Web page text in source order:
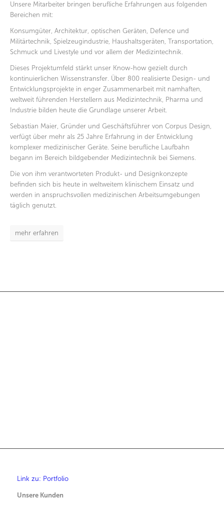
Unsere Mitarbeiter bringen berufliche Erfahrungen aus folgenden
Bereichen mit:
Konsumgüter, Architektur, optischen Geräten, Defence und
Militärtechnik, Spielzeugindustrie, Haushaltsgeräten, Transportation,
Schmuck und Livestyle und vor allem der Medizintechnik.
Dieses Projektumfeld stärkt unser Know-how gezielt durch
kontinuierlichen Wissenstransfer. Über 800 realisierte Design- und
Entwicklungsprojekte in enger Zusammenarbeit mit namhaften,
weltweit führenden Herstellern aus Medizintechnik, Pharma und
Industrie bilden heute die Grundlage unserer Arbeit.
Sebastian Maier, Gründer und Geschäftsführer von Corpus Design,
verfügt über mehr als 25 Jahre Erfahrung in der Entwicklung
komplexer medizinischer Geräte. Seine berufliche Laufbahn
begann im Bereich bildgebender Medizintechnik bei Siemens.
Die von ihm verantworteten Produkt- und Designkonzepte
befinden sich bis heute in weltweitem klinischem Einsatz und
werden in anspruchsvollen medizinischen Arbeitsumgebungen
täglich genutzt.
mehr erfahren
Link zu: Portfolio
Unsere Kunden